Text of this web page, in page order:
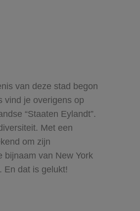
van deze stad begon
vind je overigens op
“Staaten Eylandt”.
Met een
om zijn
bijnaam van New York
En dat is gelukt!